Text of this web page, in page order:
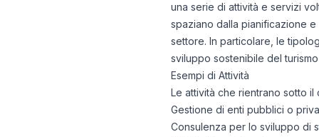
una serie di attività e servizi
spaziano dalla pianificazione
settore. In particolare, le
sviluppo sostenibile del
Esempi di Attività
Le attività che rientrano sotto il
Gestione di enti pubblici o
Consulenza per lo sviluppo di